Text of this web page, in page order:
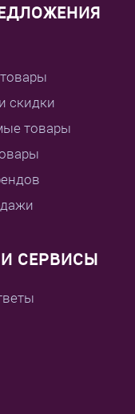
скидки
товары
СЕРВИСЫ